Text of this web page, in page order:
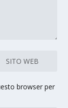
browser per